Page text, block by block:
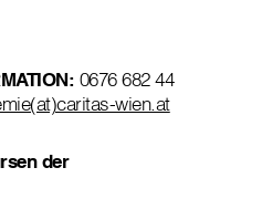
0676 682 44
wien.at
der